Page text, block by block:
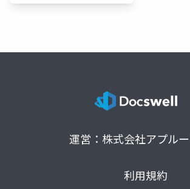
運営：株式会社アプル
利用規約